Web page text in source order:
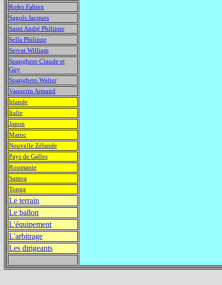
Rofes Fabien
Sagols Jacques
Saint André Philippe
Sella Philippe
Servat William
Spanghero Claude et
Guy
Spanghero Walter
Vaquerin Armand
Irlande
Italie
Japon
Maroc
Nouvelle Zélande
Pays de Galles
Roumanie
Samoa
Tonga
Le terrain
Le ballon
L'équipement
L'arbitrage
Les dirigeants